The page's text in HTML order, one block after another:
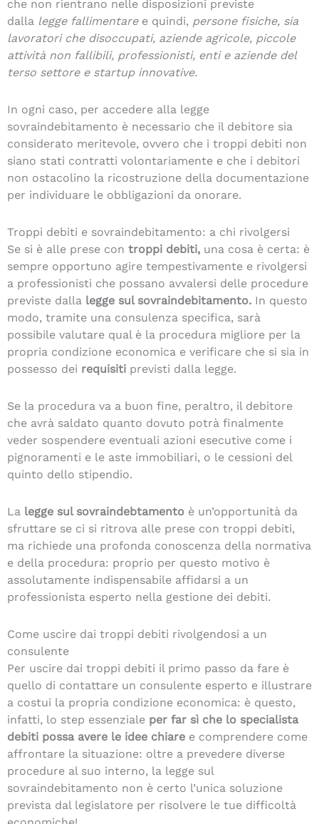
che non rientrano nelle disposizioni previste
dalla legge fallimentaree quindi, persone fisiche, sia
lavoratori che disoccupati, aziende agricole, piccole
attività non fallibili, professionisti, enti e aziende del
terso settore e startup innovative.
In ogni caso, per accedere alla legge
sovraindebitamento è necessario che il debitore sia
considerato meritevole, ovvero che i troppi debiti non
siano stati contratti volontariamente e che i debitori
non ostacolino la ricostruzione della documentazione
per individuare le obbligazioni da onorare.
Troppi debiti e sovraindebitamento: a chi rivolgersi
Se si è alle prese con troppi debiti, una cosa è certa: è
sempre opportuno agire tempestivamente e rivolgersi
a professionisti che possano avvalersi delle procedure
previste dalla legge sul sovraindebitamento. In questo
modo, tramite una consulenza specifica, sarà
possibile valutare qual è la procedura migliore per la
propria condizione economica e verificare che si sia in
possesso dei requisiti previsti dalla legge.
Se la procedura va a buon fine, peraltro, il debitore
che avrà saldato quanto dovuto potrà finalmente
veder sospendere eventuali azioni esecutive come i
pignoramenti e le aste immobiliari, o le cessioni del
quinto dello stipendio.
La legge sul sovraindebtamento è un’opportunità da
sfruttare se ci si ritrova alle prese con troppi debiti,
ma richiede una profonda conoscenza della normativa
e della procedura: proprio per questo motivo è
assolutamente indispensabile affidarsi a un
professionista esperto nella gestione dei debiti.
Come uscire dai troppi debiti rivolgendosi a un
consulente
Per uscire dai troppi debiti il primo passo da fare è
quello di contattare un consulente esperto e illustrare
a costui la propria condizione economica: è questo,
infatti, lo step essenziale per far sì che lo specialista
debiti possa avere le idee chiare e comprendere come
affrontare la situazione: oltre a prevedere diverse
procedure al suo interno, la legge sul
sovraindebitamento non è certo l’unica soluzione
prevista dal legislatore per risolvere le tue difficoltà